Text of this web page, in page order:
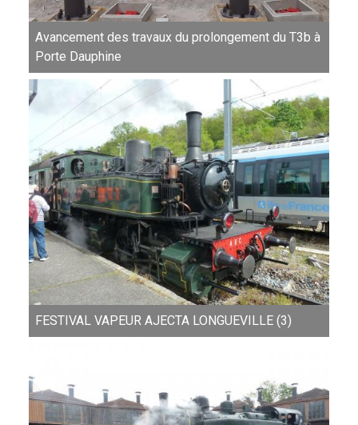
Avancement des travaux du prolongement du T3b à
Porte Dauphine
FESTIVAL VAPEUR AJECTA LONGUEVILLE (3)